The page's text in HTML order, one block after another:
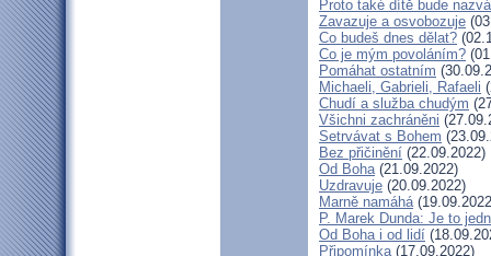
Proto také dítě bude
Zavazuje a osvobozuje
Co budeš dnes dělat?
Co je mým povoláním?
Pomáhat ostatním
Michaeli, Gabrieli, Rafaeli
Chudí a služba chudým
Všichni zachráněni
Setrvávat s Bohem
Bez přičinění (22.09.2022)
Od Boha(21.09.2022)
Uzdravuje (20.09.2022)
Marně namáhá
P. Marek Dunda: Je to
Od Boha i od lidí
Připomínka(17.09.2022)